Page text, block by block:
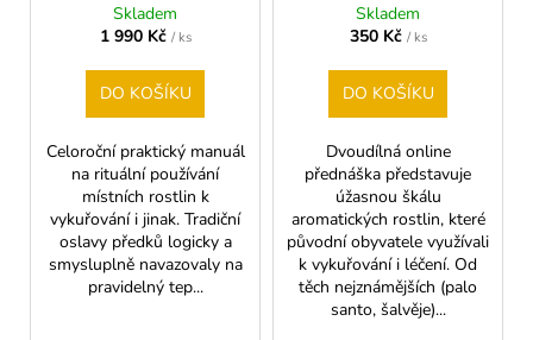
měsíců
Skladem
1 990 Kč / ks
DO KOŠÍKU
Celoroční praktický manuál
na rituální používání
místních rostlin k
vykuřování i jinak. Tradiční
oslavy předků logicky a
smysluplně navazovaly na
pravidelný tep...
A
Skladem
350 Kč / ks
DO KOŠÍKU
Dvoudílná online
přednáška představuje
úžasnou škálu
aromatických rostlin, které
původní obyvatele využívali
k vykuřování i léčení. Od
těch nejznámějších (palo
santo, šalvěje)...